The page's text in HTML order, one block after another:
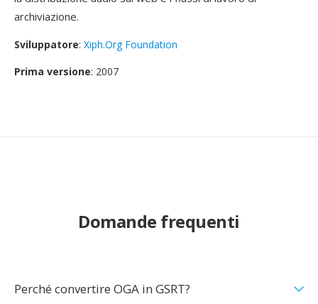
archiviazione.
Sviluppatore: Xiph.Org Foundation
Prima versione: 2007
Domande frequenti
Perché convertire OGA in GSRT?